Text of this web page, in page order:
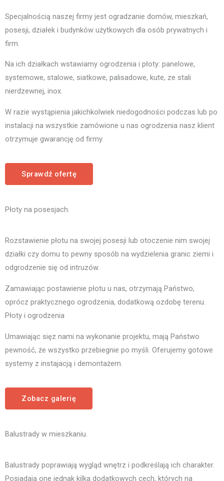
Specjalnością naszej firmy jest ogradzanie domów, mieszkań,
posesji, działek i budynków użytkowych dla osób prywatnych i
firm.
Na ich działkach wstawiamy ogrodzenia i płoty: panelowe,
systemowe, stalowe, siatkowe, palisadowe, kute, ze stali
nierdzewnej, inox.
W razie wystąpienia jakichkolwiek niedogodności podczas lub po
instalacji na wszystkie zamówione u nas ogrodzenia nasz klient
otrzymuje gwarancję od firmy.
Sprawdź ofertę
Płoty na posesjach.
Rozstawienie płotu na swojej posesji lub otoczenie nim swojej
działki czy domu to pewny sposób na wydzielenia granic ziemi i
odgrodzenie się od intruzów.
Zamawiając postawienie płotu u nas, otrzymają Państwo,
oprócz praktycznego ogrodzenia, dodatkową ozdobę terenu.
Płoty i ogrodzenia
Umawiając sięz nami na wykonanie projektu, mają Państwo
pewność, że wszystko przebiegnie po myśli. Oferujemy gotowe
systemy z instajacją i demontażem.
Zobacz galerię
Balustrady w mieszkaniu.
Balustrady poprawiają wygląd wnętrz i podkreślają ich charakter.
Posiadają one jednak kilka dodatkowych cech, których na